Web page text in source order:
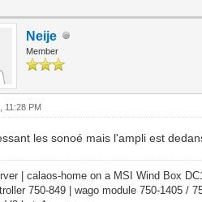
Neije
Member
11:28 PM
les sonoé mais l'ampli est
| calaos-home on a MSI Wind Box
750-849 | wago module 750-1405 /